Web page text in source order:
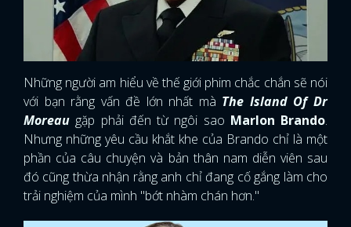
Những người am hiểu về thế giới phim chắc chắn sẽ nói
với bạn rằng vấn đề lớn nhất mà The Island Of Dr
Moreau gặp phải đến từ ngôi sao Marlon Brando.
Nhưng những yêu cầu khắt khe của Brando chỉ là một
phần của câu chuyện và bản thân nam diễn viên sau
đó cũng thừa nhận rằng anh chỉ đang cố gắng làm cho
trải nghiệm của mình "bớt nhàm chán hơn."